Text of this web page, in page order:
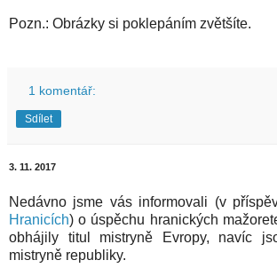
Pozn.: Obrázky si poklepáním zvětšíte.
1 komentář:
Sdílet
3. 11. 2017
Nedávno jsme vás informovali (v
Hranicích) o úspěchu hranických
obhájily titul mistryně Evropy, navíc
mistryně republiky.